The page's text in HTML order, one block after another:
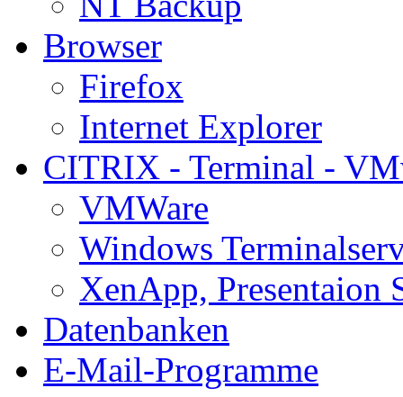
Browser
Firefox
Internet Explorer
CITRIX - Terminal -
VMWare
Windows
XenApp, Presentaion
Datenbanken
E-Mail-Programme